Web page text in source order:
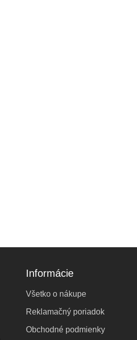
Informácie
Všetko o nákupe
Reklamačný poriadok
Obchodné podmienky